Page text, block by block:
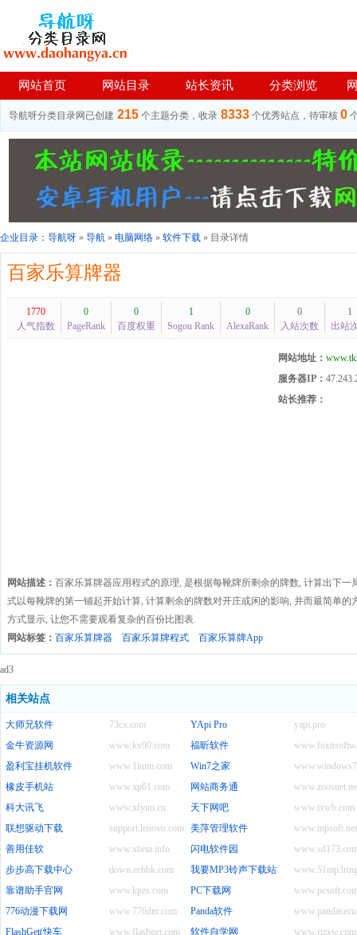
网站首页 网站目录 站长资讯 分类浏览
导航呀分类目录网已创建 215 个主题分类，收录 8333 个优秀站点，待审核 0
企业目录： 导航呀 » 导航 » 电脑网络 » 软件下载 » 目录详情
百家乐算牌器
1770
人气指数
0
PageRank
0
百度权重
1
Sogou Rank
0
AlexaRank
0
入站次数
1
出站
网站地址：
服务器IP：
站长推荐：
网站描述： 百家乐算牌器应用程式的原理, 是根据每靴牌所剩余的牌数, 计算出下
式以每靴牌的第一铺起开始计算, 计算剩余的牌数对开庄或闲的影响, 并而最简单
方式显示, 让您不需要观看复杂的百份比图表.
网站标签： 百家乐算牌器 百家乐算牌程式 百家乐算牌App
ad3
相关站点
73cx.com
大师兄软件 yapi.pro
YApi Pro
www.kv90.com
金牛资源网
福昕软件
www.1lmm.com
盈利宝挂机软件
Win7之家
www.xp61.com
橡皮手机站
网站商务通
www.xfyun.cn
科大讯飞 www.txwb.com
天下网吧
support.lenovo.com.cn
联想驱动下载 www.mpsoft.net
美萍管理软件
www.xbeta.info
善用佳软
闪电软件园
down.eebbk.com
步步高下载中心
我要MP3铃声下载站
www.kpzs.com
靠谱助手官网
PC下载网
www.776dm.com
776动漫下载网
Panda软件
www.flashget.com
FlashGet(快车 www.rjzxw.com
软件自学网